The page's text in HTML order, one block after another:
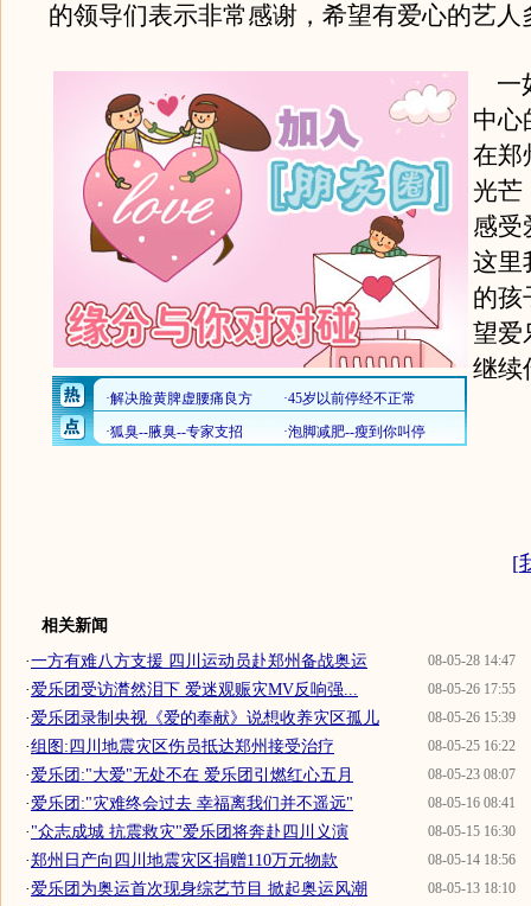
的领导们表示非常感谢，希望有爱心的艺人
一
中心
在郑
光芒
感受
这里
的孩
望爱
继续
[
相关新闻
08-05-28 14:47
·一方有难八方支援 四川运动员赴郑州备战奥运
08-05-26 17:55
·爱乐团受访潸然泪下 爱迷观赈灾MV反响强...
08-05-26 15:39
·爱乐团录制央视《爱的奉献》说想收养灾区孤儿
08-05-25 16:22
·组图:四川地震灾区伤员抵达郑州接受治疗
08-05-23 08:07
·爱乐团:"大爱"无处不在 爱乐团引燃红心五月
08-05-16 08:41
·爱乐团:"灾难终会过去 幸福离我们并不遥远"
08-05-15 16:30
·"众志成城 抗震救灾"爱乐团将奔赴四川义演
08-05-14 18:56
·郑州日产向四川地震灾区捐赠110万元物款
08-05-13 18:10
·爱乐团为奥运首次现身综艺节目 掀起奥运风潮